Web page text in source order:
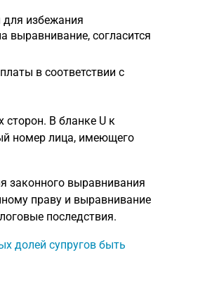
избежания
выравнивание, согласится
в соответствии с
сторон. В бланке U к
номер лица, имеющего
законного выравнивания
праву и выравнивание
последствия.
долей супругов быть